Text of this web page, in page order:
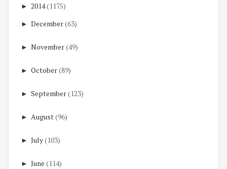
► 2014(1175)
► December(63)
► November(49)
► October(89)
► September(123)
► August(96)
► July(103)
► June (114)